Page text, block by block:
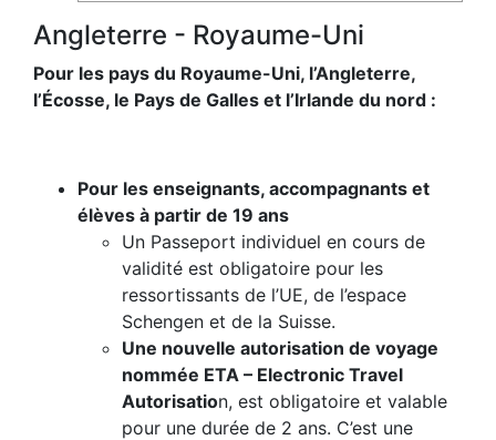
Angleterre - Royaume-Uni
Pour les pays du Royaume-Uni, l’Angleterre,
l’Écosse, le Pays de Galles et l’Irlande du nord :
Pour les enseignants, accompagnants et
élèves à partir de 19 ans
Un Passeport individuel en cours de
validité est obligatoire pour les
ressortissants de l’UE, de l’espace
Schengen et de la Suisse.
Une nouvelle autorisation de voyage
nommée ETA – Electronic Travel
Autorisation, est obligatoire et valable
pour une durée de 2 ans. C’est une